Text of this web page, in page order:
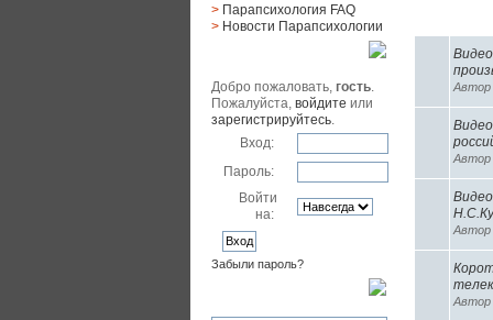
> Парапсихология FAQ
> Новости Парапсихологии
Добро пожаловать,гость.
Пожалуйста,войдите или
зарегистрируйтесь.
Вход:
Пароль:
Войти
на:
Забыли пароль?
Автор
Автор
Автор
Автор